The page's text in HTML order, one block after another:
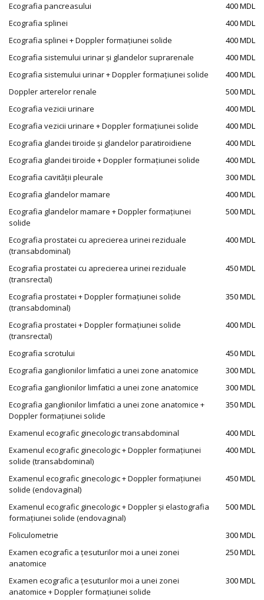
Ecografia pancreasului
400 MDL
Ecografia splinei
400 MDL
Ecografia splinei + Doppler formațiunei solide
400 MDL
Ecografia sistemului urinar și glandelor suprarenale
400 MDL
Ecografia sistemului urinar + Doppler formațiunei solide
400 MDL
Doppler arterelor renale
500 MDL
Ecografia vezicii urinare
400 MDL
Ecografia vezicii urinare + Doppler formațiunei solide
400 MDL
Ecografia glandei tiroide și glandelor paratiroidiene
400 MDL
Ecografia glandei tiroide + Doppler formațiunei solide
400 MDL
Ecografia cavității pleurale
300 MDL
Ecografia glandelor mamare
400 MDL
Ecografia glandelor mamare + Doppler formațiunei
solide
500 MDL
Ecografia prostatei cu aprecierea urinei reziduale
(transabdominal)
400 MDL
Ecografia prostatei cu aprecierea urinei reziduale
(transrectal)
450 MDL
Ecografia prostatei + Doppler formațiunei solide
(transabdominal)
350 MDL
Ecografia prostatei + Doppler formațiunei solide
(transrectal)
400 MDL
Ecografia scrotului
450 MDL
Ecografia ganglionilor limfatici a unei zone anatomice
300 MDL
Ecografia ganglionilor limfatici a unei zone anatomice
300 MDL
Ecografia ganglionilor limfatici a unei zone anatomice +
Doppler formațiunei solide
350 MDL
Examenul ecografic ginecologic transabdominal
400 MDL
Examenul ecografic ginecologic + Doppler formațiunei
solide (transabdominal)
400 MDL
Examenul ecografic ginecologic + Doppler formațiunei
solide (endovaginal)
450 MDL
Examenul ecografic ginecologic + Doppler și elastografia
formațiunei solide (endovaginal)
500 MDL
Foliculometrie
300 MDL
Examen ecografic a țesuturilor moi a unei zonei
anatomice
250 MDL
Examen ecografic a țesuturilor moi a unei zonei
anatomice + Doppler formațiunei solide
300 MDL